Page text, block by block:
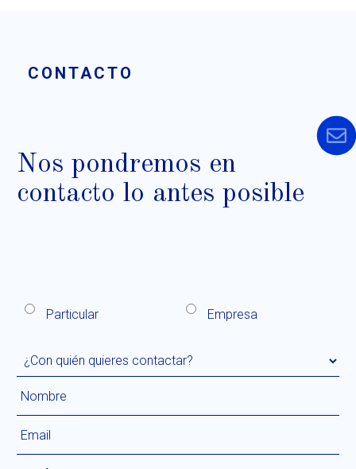
CONTACTO
Nos pondremos en
contacto lo antes posible
Particular Empresa